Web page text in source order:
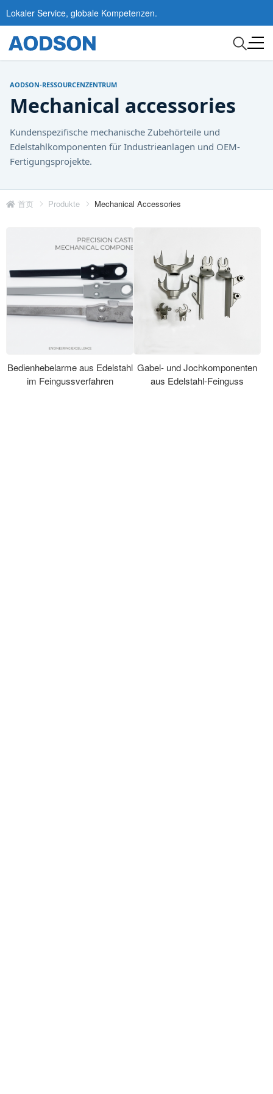
Lokaler Service, globale Kompetenzen.
AODSON-RESSOURCENZENTRUM
Mechanical accessories
Kundenspezifische mechanische Zubehörteile und
Edelstahlkomponenten für Industrieanlagen und OEM-
Fertigungsprojekte.
首页 Produkte Mechanical Accessories
Bedienhebelarme aus Edelstahl
im Feingussverfahren
Gabel- und Jochkomponenten
aus Edelstahl-Feinguss